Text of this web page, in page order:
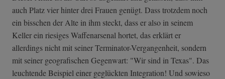
auch Platz vier hinter drei Frauen genügt. Dass trotzdem noch
ein bisschen der Alte in ihm steckt, dass er also in seinem
Keller ein riesiges Waffenarsenal hortet, das erklärt er
allerdings nicht mit seiner Terminator-Vergangenheit, sondern
mit seiner geografischen Gegenwart: "Wir sind in Texas". Das
leuchtende Beispiel einer geglückten Integration! Und sowieso